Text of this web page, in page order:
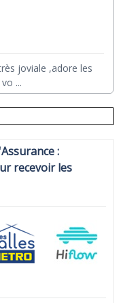
joviale ,adore les
...
:
recevoir les